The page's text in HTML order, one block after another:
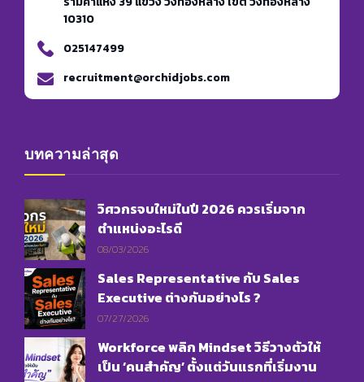
10310
025147499
recruitment@orchidjobs.com
บทความล่าสุด
วิศวกรจบใหม่ในปี 2026 ควรเริ่มจาก
ตำแหน่งอะไรดี
08/03/2026
Sales Representative กับ Sales
Executive ต่างกันอย่างไร ?
07/27/2026
Workforce พลิก Mindset วิธีวางตัวให้
เป็น ‘คนสำคัญ’ ตั้งแต่วันแรกที่เริ่มงาน